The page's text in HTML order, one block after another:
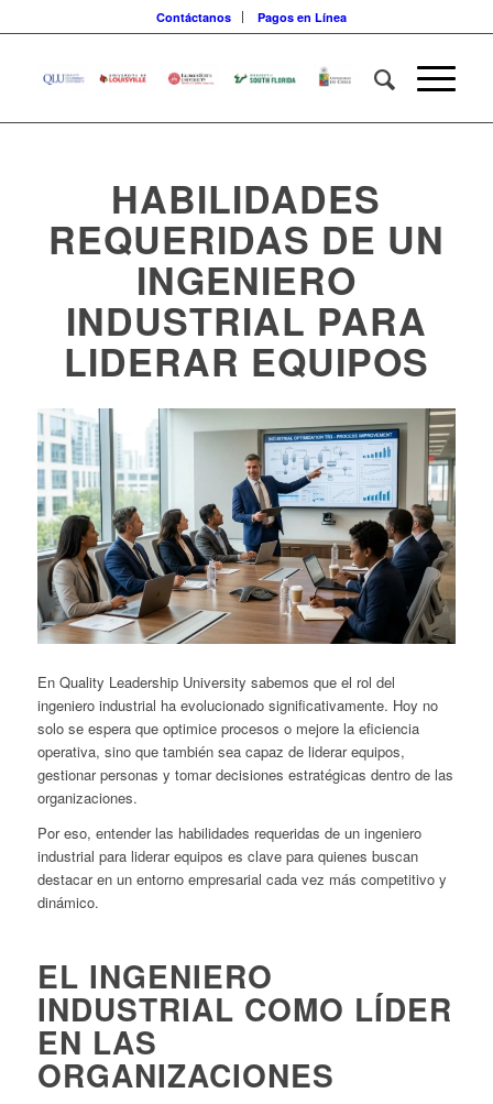
Contáctanos Pagos en Línea
HABILIDADES
REQUERIDAS DE UN
INGENIERO
INDUSTRIAL PARA
LIDERAR EQUIPOS
En Quality Leadership University sabemos que el rol del
ingeniero industrial ha evolucionado significativamente. Hoy no
solo se espera que optimice procesos o mejore la eficiencia
operativa, sino que también sea capaz de liderar equipos,
gestionar personas y tomar decisiones estratégicas dentro de las
organizaciones.
Por eso, entender las habilidades requeridas de un ingeniero
industrial para liderar equipos es clave para quienes buscan
destacar en un entorno empresarial cada vez más competitivo y
dinámico.
EL INGENIERO
INDUSTRIAL COMO LÍDER
EN LAS
ORGANIZACIONES